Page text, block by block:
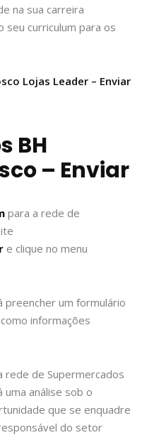
na sua carreira
seu curriculum para os
Lojas Leader – Enviar
BH
– Enviar
para a rede de
e clique no menu
preencher um formulário
informações
rede de Supermercados
análise sob o
que se enquadre
do setor